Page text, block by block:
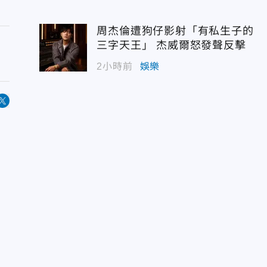
周杰倫遭狗仔影射「有私生子的
三字天王」 杰威爾怒發聲反擊
2小時前 娛樂